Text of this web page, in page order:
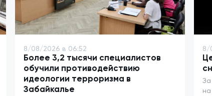
8/08/2026 в 06:52
Более 3,2 тысячи специалистов
обучили противодействию
идеологии терроризма в
Забайкалье
8/